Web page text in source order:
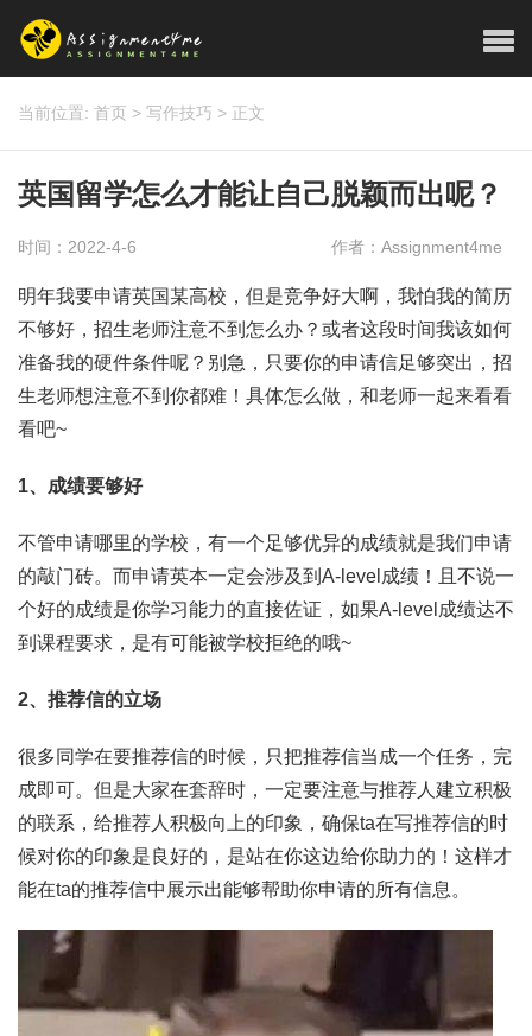
当前位置: 首页 > 写作技巧 > 正文
英国留学怎么才能让自己脱颖而出呢？
时间：2022-4-6 作者：Assignment4me
明年我要申请英国某高校，但是竞争好大啊，我怕我的简历
不够好，招生老师注意不到怎么办？或者这段时间我该如何
准备我的硬件条件呢？别急，只要你的申请信足够突出，招
生老师想注意不到你都难！具体怎么做，和老师一起来看看
看吧~
1、成绩要够好
不管申请哪里的学校，有一个足够优异的成绩就是我们申请
的敲门砖。而申请英本一定会涉及到A-level成绩！且不说一
个好的成绩是你学习能力的直接佐证，如果A-level成绩达不
到课程要求，是有可能被学校拒绝的哦~
2、推荐信的立场
很多同学在要推荐信的时候，只把推荐信当成一个任务，完
成即可。但是大家在套辞时，一定要注意与推荐人建立积极
的联系，给推荐人积极向上的印象，确保ta在写推荐信的时
候对你的印象是良好的，是站在你这边给你助力的！这样才
能在ta的推荐信中展示出能够帮助你申请的所有信息。